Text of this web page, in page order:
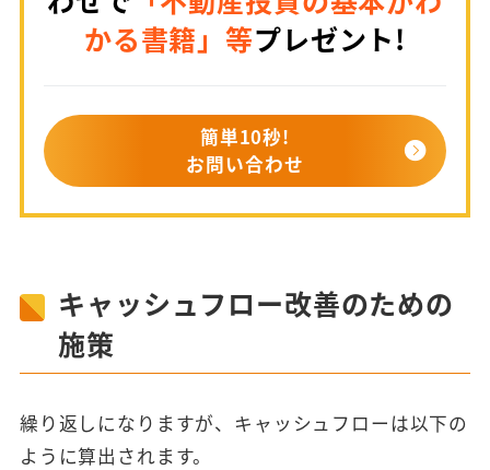
かる書籍」等プレゼント!
簡単10秒!
お問い合わせ
キャッシュフロー改善のための
施策
繰り返しになりますが、キャッシュフローは以下の
ように算出されます。